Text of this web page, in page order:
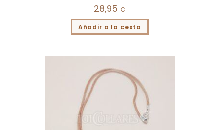
28,95 €
Añadir a la cesta